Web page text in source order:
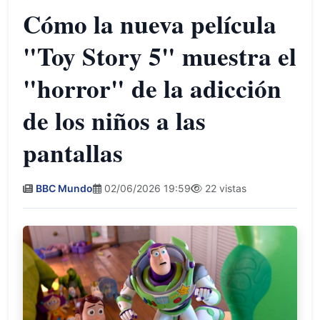
Cómo la nueva película
"Toy Story 5" muestra el
"horror" de la adicción
de los niños a las
pantallas
BBC Mundo 02/06/2026 19:59 22 vistas